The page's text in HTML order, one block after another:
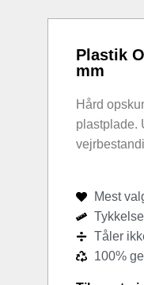
Plastik
mm
Hård
plastplade.
Mest
Tåler
100%